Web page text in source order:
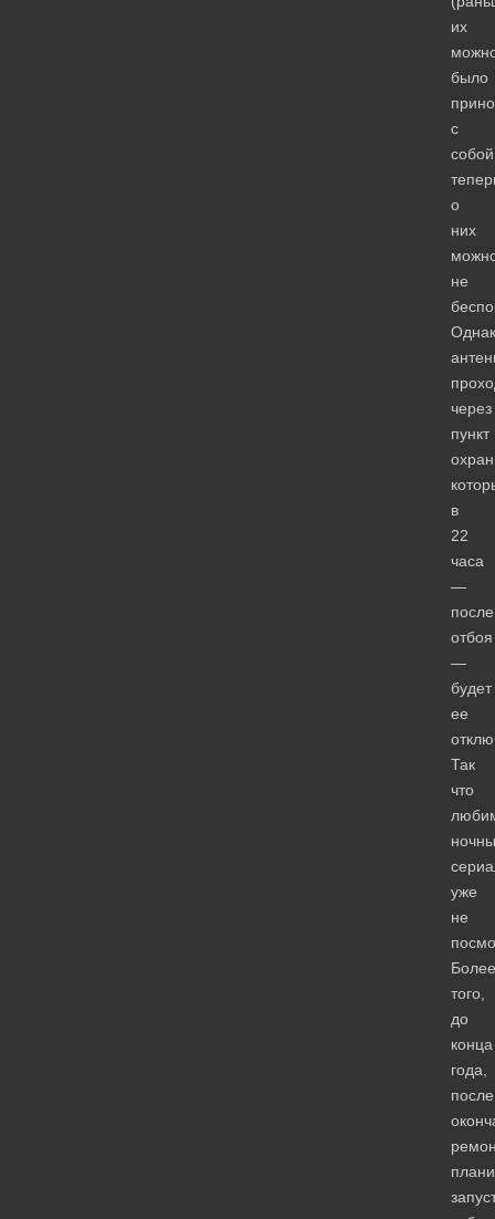
их
было
с
о
них
не
через
пункт
в
22
часа
—
после
отбоя
—
будет
ее
Так
что
уже
не
Более
того,
до
конца
года,
после